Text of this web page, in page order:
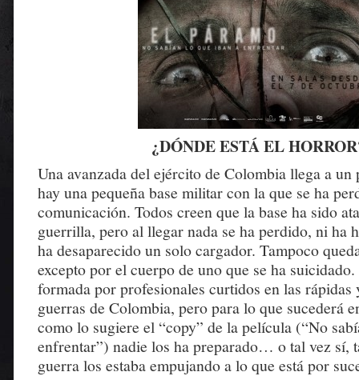
¿DÓNDE ESTÁ EL
Una avanzada del ejército de Colombia llega a un
hay una pequeña base militar con la que se ha
comunicación. Todos creen que la base ha sido
guerrilla, pero al llegar nada se ha perdido, ni ha
ha desaparecido un solo cargador. Tampoco
excepto por el cuerpo de uno que se ha
formada por profesionales curtidos en las rápidas
guerras de Colombia, pero para lo que sucederá
como lo sugiere el “copy” de la película (“No
enfrentar”) nadie los ha preparado… o tal vez sí,
guerra los estaba empujando a lo que está por